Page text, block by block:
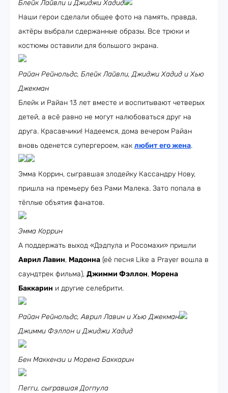
Блейк Лайвли и Джиджи Хадид
Наши герои сделали общее фото на память, правда,
актёры выбрали сдержанные образы. Все трюки и
костюмы оставили для большого экрана.
Райан Рейнольдс, Блейк Лайвли, Джиджи Хадид и Хью
Джекман
Блейк и Райан 13 лет вместе и воспитывают четверых
детей, а всё равно не могут налюбоваться друг на
друга. Красавчики! Надеемся, дома вечером Райан
вновь оденется супергероем, как любит его жена.
Эмма Коррин, сыгравшая злодейку Кассандру Нову,
пришла на премьеру без Рами Малека. Зато попала в
тёплые объятия фанатов.
Эмма Коррин
А поддержать выход «Дэдпула и Росомахи» пришли
Аврил Лавин, Мадонна (её песня Like a Prayer вошла в
саундтрек фильма), Джимми Фэллон, Морена
Баккарин и другие селебрити.
Райан Рейнольдс, Аврил Лавин и Хью Джекман
Джимми Фэллон и Джиджи Хадид
Бен Маккензи и Морена Баккарин
Пегги, сыгравшая Догпула